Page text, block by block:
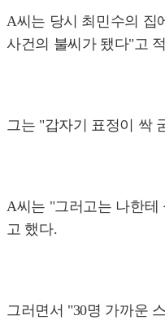
A씨는 당시 최민수의 집
사건의 불씨가 됐다"고
그는 "갑자기 표정이 싹
A씨는 "그러고는 나한테
고 했다.
그러면서 "30명 가까운